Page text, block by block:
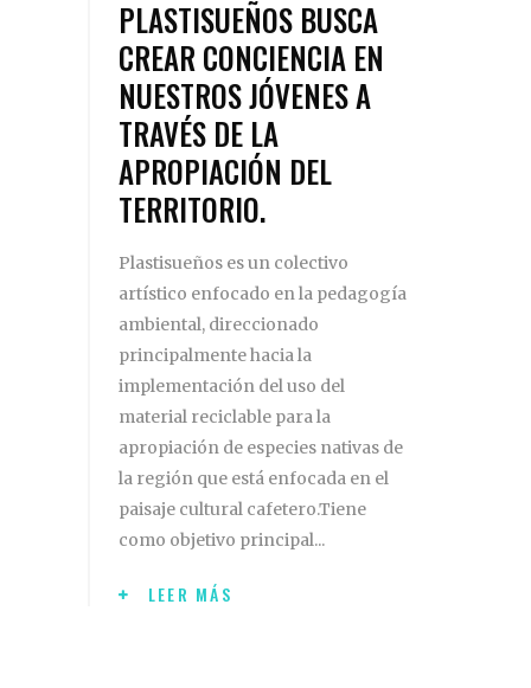
PLASTISUEÑOS BUSCA
CREAR CONCIENCIA EN
NUESTROS JÓVENES A
TRAVÉS DE LA
APROPIACIÓN DEL
TERRITORIO.
Plastisueños es un colectivo
artístico enfocado en la pedagogía
ambiental, direccionado
principalmente hacia la
implementación del uso del
material reciclable para la
apropiación de especies nativas de
la región que está enfocada en el
paisaje cultural cafetero.Tiene
como objetivo principal
LEER MÁS